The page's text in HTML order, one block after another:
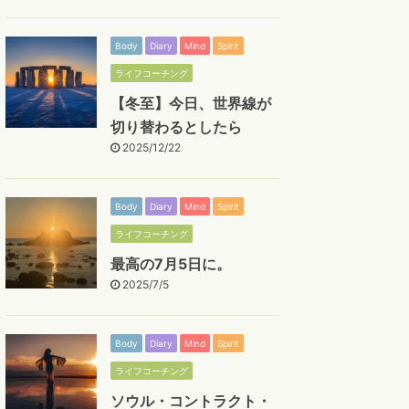
Body Diary Mind Spirit
ライフコーチング
【冬至】今日、世界線が
切り替わるとしたら
2025/12/22
Body Diary Mind Spirit
ライフコーチング
最高の7月5日に。
2025/7/5
Body Diary Mind Spirit
ライフコーチング
ソウル・コントラクト・